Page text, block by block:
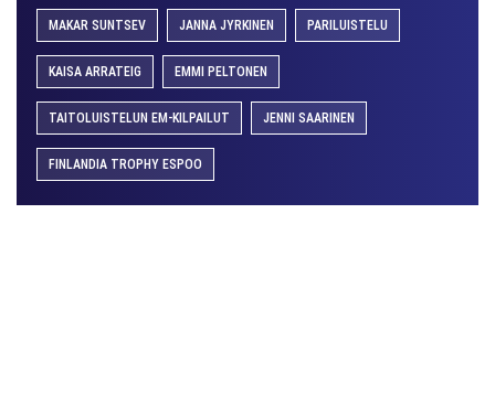
MAKAR SUNTSEV JANNA JYRKINEN PARILUISTELU
KAISA ARRATEIG EMMI PELTONEN
TAITOLUISTELUN EM-KILPAILUT JENNI SAARINEN
FINLANDIA TROPHY ESPOO